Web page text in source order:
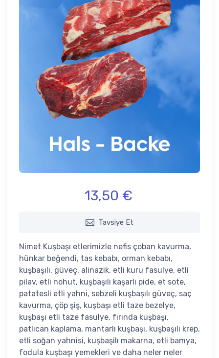
13,50 €
Tavsiye Et
Nimet Kuşbaşı etlerimizle nefis çoban kavurma,
hünkar beğendi, tas kebabı, orman kebabı,
kuşbaşılı, güveç, alinazik, etli kuru fasulye, etli
pilav, etli nohut, kuşbaşılı kaşarlı pide, et sote,
patatesli etli yahni, sebzeli kuşbaşılı güveç, saç
kavurma, çöp şiş, kuşbaşı etli taze bezelye,
kuşbaşı etli taze fasulye, fırında kuşbaşı,
patlıcan kaplama, mantarlı kuşbaşı, kuşbaşılı krep,
etli soğan yahnisi, kuşbaşilı makarna, etli bamya,
fodula kuşbaşı yemekleri ve daha neler neler